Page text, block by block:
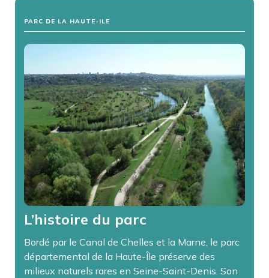
PARC DE LA HAUTE-ILE
L’histoire du parc
Bordé par le Canal de Chelles et la Marne, le parc
départemental de la Haute-Île préserve des
milieux naturels rares en Seine-Saint-Denis. Son